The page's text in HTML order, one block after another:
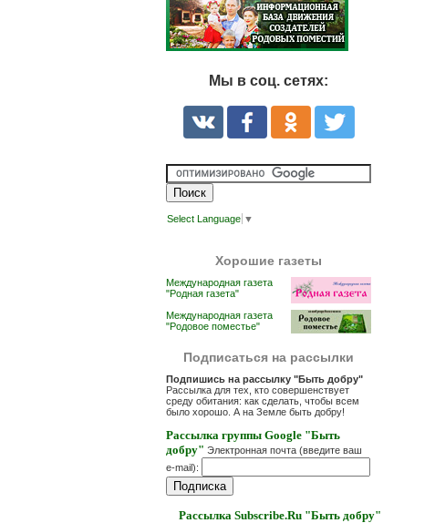
Мы в соц. сетях:
Select Language ▼
Хорошие газеты
Международная газета
"Родная газета"
Международная газета
"Родовое поместье"
Подписаться на рассылки
Подпишись на рассылку "Быть добру"
Рассылка для тех, кто совершенствует
среду обитания: как сделать, чтобы всем
было хорошо. А на Земле быть добру!
Рассылка группы Google "Быть
добру" Электронная почта (введите ваш
e-mail):
Рассылка Subscribe.Ru "Быть добру"